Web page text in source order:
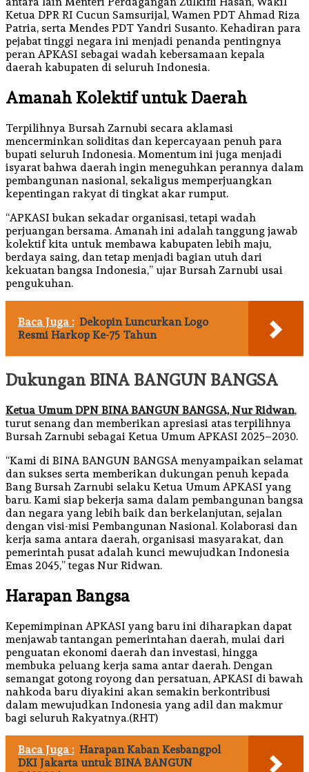
Ketua DPR RI Cucun Samsurijal, Wamen PDT Ahmad Riza
Patria, serta Mendes PDT Yandri Susanto. Kehadiran para
pejabat tinggi negara ini menjadi penanda pentingnya
peran APKASI sebagai wadah kebersamaan kepala
daerah kabupaten di seluruh Indonesia.
Amanah Kolektif untuk Daerah
Terpilihnya Bursah Zarnubi secara aklamasi
mencerminkan soliditas dan kepercayaan penuh para
bupati seluruh Indonesia. Momentum ini juga menjadi
isyarat bahwa daerah ingin meneguhkan perannya dalam
pembangunan nasional, sekaligus memperjuangkan
kepentingan rakyat di tingkat akar rumput.
“APKASI bukan sekadar organisasi, tetapi wadah
perjuangan bersama. Amanah ini adalah tanggung jawab
kolektif kita untuk membawa kabupaten lebih maju,
berdaya saing, dan tetap menjadi bagian utuh dari
kekuatan bangsa Indonesia,” ujar Bursah Zarnubi usai
pengukuhan.
Baca Juga : Dekopin Luncurkan Logo
Resmi Harkop Ke-75 Tahun
Dukungan BINA BANGUN BANGSA
Ketua Umum DPN BINA BANGUN BANGSA, Nur Ridwan,
turut senang dan memberikan apresiasi atas terpilihnya
Bursah Zarnubi sebagai Ketua Umum APKASI 2025–2030.
“Kami di BINA BANGUN BANGSA menyampaikan selamat
dan sukses serta memberikan dukungan penuh kepada
Bang Bursah Zarnubi selaku Ketua Umum APKASI yang
baru. Kami siap bekerja sama dalam pembangunan bangsa
dan negara yang lebih baik dan berkelanjutan, sejalan
dengan visi-misi Pembangunan Nasional. Kolaborasi dan
kerja sama antara daerah, organisasi masyarakat, dan
pemerintah pusat adalah kunci mewujudkan Indonesia
Emas 2045,” tegas Nur Ridwan.
Harapan Bangsa
Kepemimpinan APKASI yang baru ini diharapkan dapat
menjawab tantangan pemerintahan daerah, mulai dari
penguatan ekonomi daerah dan investasi, hingga
membuka peluang kerja sama antar daerah. Dengan
semangat gotong royong dan persatuan, APKASI di bawah
nahkoda baru diyakini akan semakin berkontribusi
dalam mewujudkan Indonesia yang adil dan makmur
bagi seluruh Rakyatnya.(RHT)
Baca Juga : Harapan Kaban Kesbangpol
DKI Jakarta untuk BINA BANGUN